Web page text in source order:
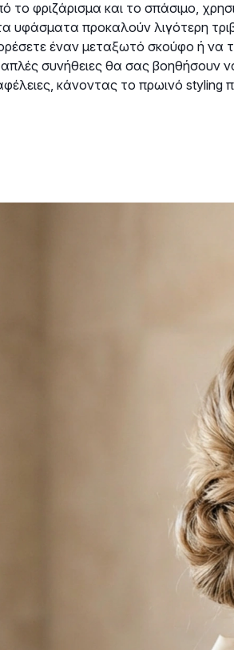
το φριζάρισμα και το σπάσιμο,
υφάσματα προκαλούν λιγότερη
έναν μεταξωτό σκούφο ή να
συνήθειες θα σας βοηθήσουν
κάνοντας το πρωινό styling